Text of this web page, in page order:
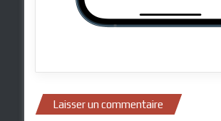
Laisser un commentaire